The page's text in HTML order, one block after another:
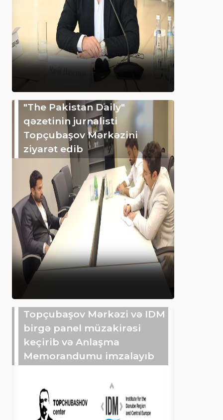
"The Pakistan Daily"
qəzetinin jurnalisti
Topçubaşov Mərkəzini
ziyarət edib
Topçubaşov Mərkəzi və IDM
birgə panel müzakirəsi
keçirib və Anlaşma
Memorandumu imzalayıb